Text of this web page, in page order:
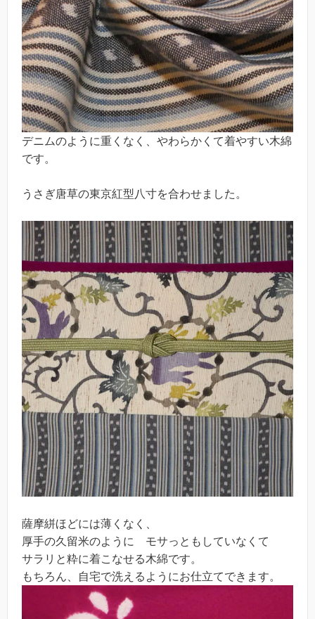
デニムのように重くなく、やわらかくて着やすい木綿
です。
うさぎ唐草の東京紅型八寸を合わせました。
薩摩絣ほどには薄くなく、
厚手の久留米のように モサっともしていなくて
サラリと粋に着こなせる木綿です。
もちろん、自宅で洗えるようにお仕立てできます。